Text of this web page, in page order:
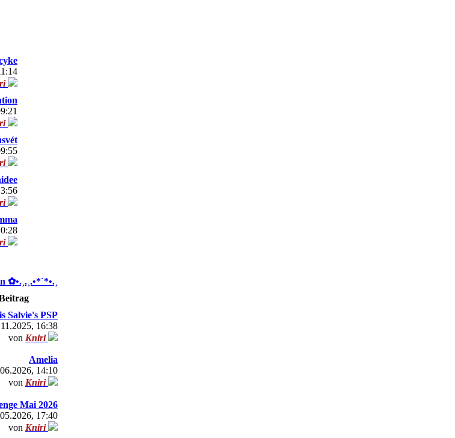
•.¸.¸.•*`*•.¸
Salvie's PSP
16:38
von Kniri
Amelia
14:10
von Kniri
Mai 2026
17:40
von Kniri